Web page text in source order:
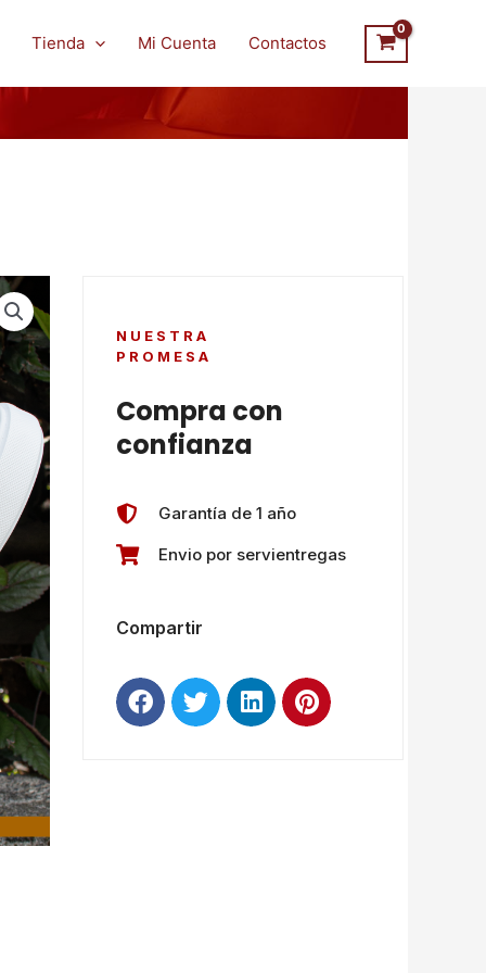
Tienda Mi Cuenta Contactos
NUESTRA
PROMESA
Compra con
confianza
Garantía de 1 año
Envio por servientregas
Compartir